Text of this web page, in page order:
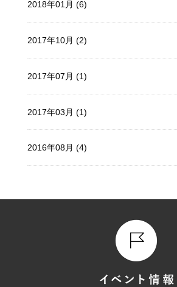
2018年01月 (6)
2017年10月 (2)
2017年07月 (1)
2017年03月 (1)
2016年08月 (4)